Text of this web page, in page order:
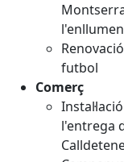
futbol
Comerç
l'entrega